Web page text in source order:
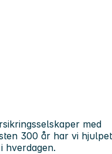
med
300 år har vi hjulpet
hverdagen.